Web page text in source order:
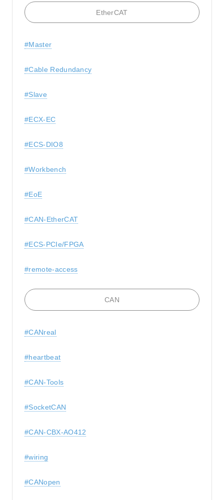
EtherCAT
#Master
#Cable Redundancy
#Slave
#ECX-EC
#ECS-DIO8
#Workbench
#EoE
#CAN-EtherCAT
#ECS-PCIe/FPGA
#remote-access
CAN
#CANreal
#heartbeat
#CAN-Tools
#SocketCAN
#CAN-CBX-AO412
#wiring
#CANopen